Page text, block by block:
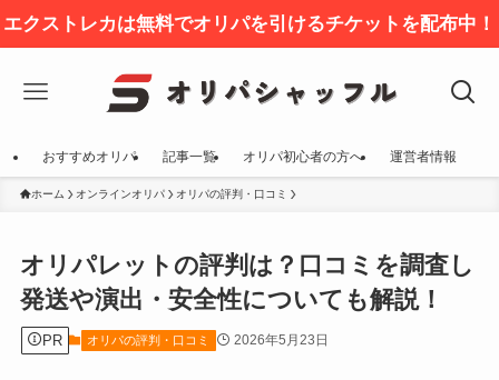
エクストレカは無料でオリパを引けるチケットを配布中！
おすすめオリパ 記事一覧 オリパ初心者の方へ 運営者情報
ホーム オンラインオリパ オリパの評判・口コミ
オリパレットの評判は？口コミを調査し
発送や演出・安全性についても解説！
PR オリパの評判・口コミ 2026年5月23日